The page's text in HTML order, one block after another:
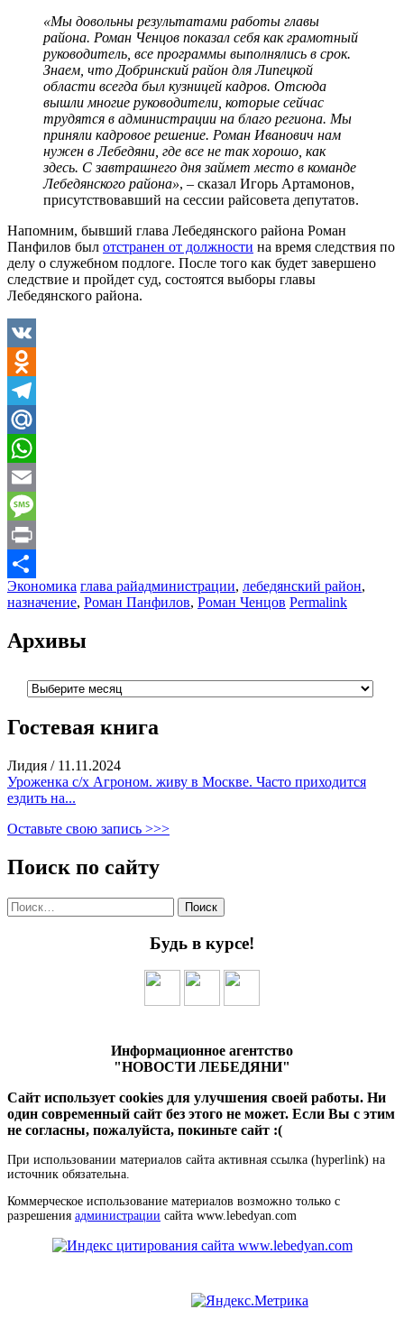
«Мы довольны результатами работы главы
района. Роман Ченцов показал себя как грамотный
руководитель, все программы выполнялись в срок.
Знаем, что Добринский район для Липецкой
области всегда был кузницей кадров. Отсюда
вышли многие руководители, которые сейчас
трудятся в администрации на благо региона. Мы
приняли кадровое решение. Роман Иванович нам
нужен в Лебедяни, где все не так хорошо, как
здесь. С завтрашнего дня займет место в команде
Лебедянского района», – сказал Игорь Артамонов,
присутствовавший на сессии райсовета депутатов.
Напомним, бывший глава Лебедянского района Роман
Панфилов был отстранен от должности на время следствия по
делу о служебном подлоге. После того как будет завершено
следствие и пройдет суд, состоятся выборы главы
Лебедянского района.
VK
Odnoklassniki
Telegram
Mail.Ru
WhatsApp
Email
Message
Print
Отправить
Экономика глава райадминистрации, лебедянский район,
назначение, Роман Панфилов, Роман Ченцов Permalink
Архивы
Архивы
Гостевая книга
Лидия / 11.11.2024
Уроженка с/х Агроном. живу в Москве. Часто приходится
ездить на...
Оставьте свою запись >>>
Поиск по сайту
Найти:
Будь в курсе!
Информационное агентство
"НОВОСТИ ЛЕБЕДЯНИ"
Сайт использует cookies для улучшения своей работы. Ни
один современный сайт без этого не может. Если Вы с этим
не согласны, пожалуйста, покиньте сайт :(
При использовании материалов сайта активная ссылка (hyperlink) на
источник обязательна.
Коммерческое использование материалов возможно только с
разрешения администрации сайта www.lebedyan.com